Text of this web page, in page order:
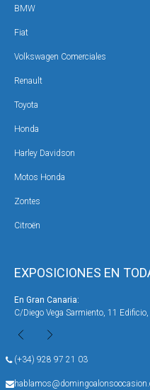
EXPOSICIONES EN
En Gran Canaria:
C/Diego Vega Sarmiento, 11
(+34) 928 97 21 03
BMW
Fiat
Volkswagen Comerciales
Renault
Toyota
Honda
Harley Davidson
Motos Honda
Zontes
Citroën